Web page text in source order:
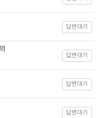
답변대기
답변대기
답변대기
답변대기